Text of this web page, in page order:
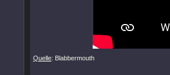
Quelle: Blabbermouth